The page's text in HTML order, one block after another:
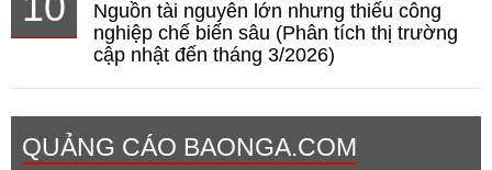
Nguồn tài nguyên lớn nhưng thiếu công
nghiệp chế biến sâu (Phân tích thị trường
cập nhật đến tháng 3/2026)
QUẢNG CÁO BAONGA.COM